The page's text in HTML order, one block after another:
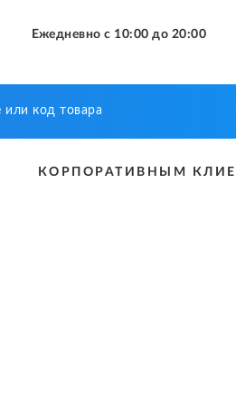
Ежедневно с 10:00 до 20:00
КОРПОРАТИВНЫМ